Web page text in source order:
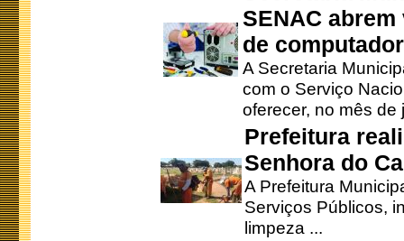
SENAC
de
A Secretaria
com o Serviço
oferecer, no mês de
Prefeitura
Senhora do
A Prefeitura
Serviços Públicos,
limpeza ...